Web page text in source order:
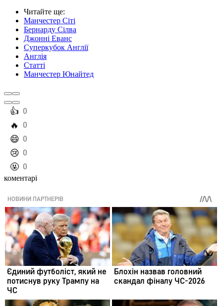
Читайте ще:
Манчестер Сіті
Бернарду Сілва
Джонні Еванс
Суперкубок Англії
Англія
Статті
Манчестер Юнайтед
️👍 0
️🔥 0
️😄 0
️😢 0
️🤬 0
коментарі